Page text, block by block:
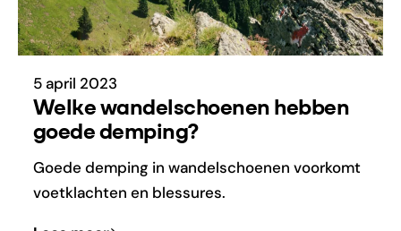
5 april 2023
Welke wandelschoenen hebben
goede demping?
Goede demping in wandelschoenen voorkomt
voetklachten en blessures.